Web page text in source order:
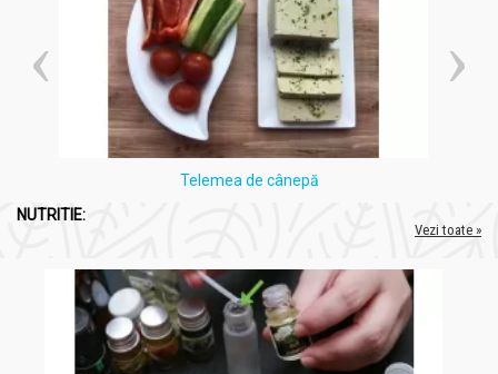
Telemea de cânepă
NUTRITIE:
Vezi toate »